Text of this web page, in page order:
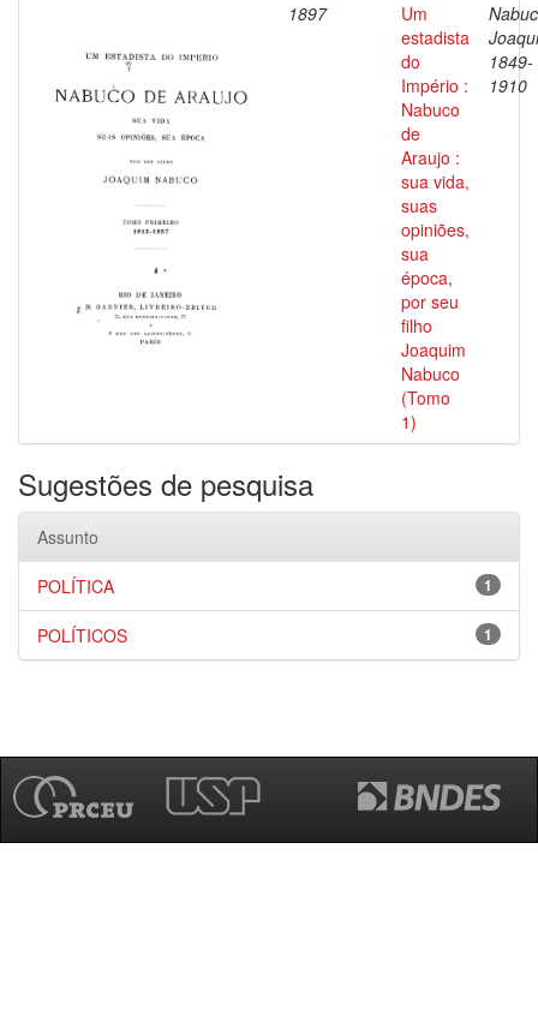
1897
Um
estadista
do
Império :
Nabuco
de
Araujo :
sua vida,
suas
opiniões,
sua
época,
por seu
filho
Joaquim
Nabuco
(Tomo
1)
1849-
1910
Sugestões de pesquisa
Assunto
1
POLÍTICA
1
POLÍTICOS